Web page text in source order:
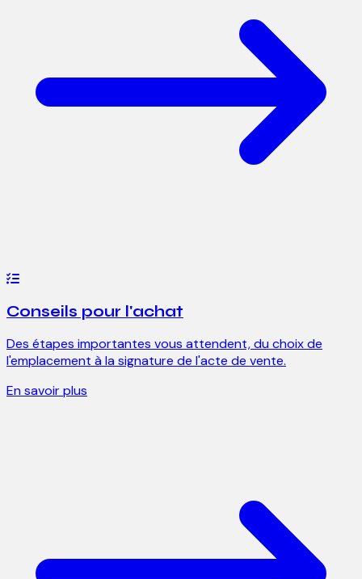
Conseils pour l'achat
Des étapes importantes vous attendent, du choix de
l'emplacement à la signature de l'acte de vente.
En savoir plus